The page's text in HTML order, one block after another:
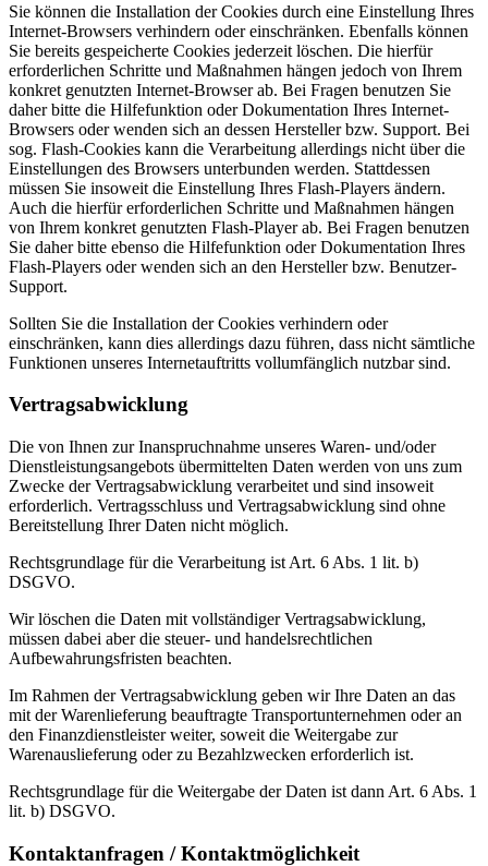
Sie können die Installation der Cookies durch eine Einstellung Ihres
Internet-Browsers verhindern oder einschränken. Ebenfalls können
Sie bereits gespeicherte Cookies jederzeit löschen. Die hierfür
erforderlichen Schritte und Maßnahmen hängen jedoch von Ihrem
konkret genutzten Internet-Browser ab. Bei Fragen benutzen Sie
daher bitte die Hilfefunktion oder Dokumentation Ihres Internet-
Browsers oder wenden sich an dessen Hersteller bzw. Support. Bei
sog. Flash-Cookies kann die Verarbeitung allerdings nicht über die
Einstellungen des Browsers unterbunden werden. Stattdessen
müssen Sie insoweit die Einstellung Ihres Flash-Players ändern.
Auch die hierfür erforderlichen Schritte und Maßnahmen hängen
von Ihrem konkret genutzten Flash-Player ab. Bei Fragen benutzen
Sie daher bitte ebenso die Hilfefunktion oder Dokumentation Ihres
Flash-Players oder wenden sich an den Hersteller bzw. Benutzer-
Support.
Sollten Sie die Installation der Cookies verhindern oder
einschränken, kann dies allerdings dazu führen, dass nicht sämtliche
Funktionen unseres Internetauftritts vollumfänglich nutzbar sind.
Vertragsabwicklung
Die von Ihnen zur Inanspruchnahme unseres Waren- und/oder
Dienstleistungsangebots übermittelten Daten werden von uns zum
Zwecke der Vertragsabwicklung verarbeitet und sind insoweit
erforderlich. Vertragsschluss und Vertragsabwicklung sind ohne
Bereitstellung Ihrer Daten nicht möglich.
Rechtsgrundlage für die Verarbeitung ist Art. 6 Abs. 1 lit. b)
DSGVO.
Wir löschen die Daten mit vollständiger Vertragsabwicklung,
müssen dabei aber die steuer- und handelsrechtlichen
Aufbewahrungsfristen beachten.
Im Rahmen der Vertragsabwicklung geben wir Ihre Daten an das
mit der Warenlieferung beauftragte Transportunternehmen oder an
den Finanzdienstleister weiter, soweit die Weitergabe zur
Warenauslieferung oder zu Bezahlzwecken erforderlich ist.
Rechtsgrundlage für die Weitergabe der Daten ist dann Art. 6 Abs. 1
lit. b) DSGVO.
Kontaktanfragen / Kontaktmöglichkeit